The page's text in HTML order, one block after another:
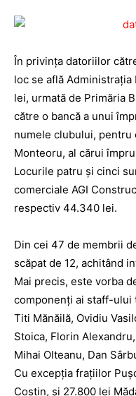
În privința datoriilor
loc se află
lei, urmată de Primăria
către o bancă a unui
numele clubului, pentru
Monteoru, al cărui
Locurile patru și cinci
comerciale AGI
respectiv 44.340 lei.
Din cei 47 de membrii
scăpat de 12, achitând
Mai precis, este vorba
componenți ai staff-ului
Titi Mănăilă, Ovidiu
Stoi­ca, Florin
Mihai Olteanu, Dan
Cu excepția frațiilor
Costin, și 27.800 lei